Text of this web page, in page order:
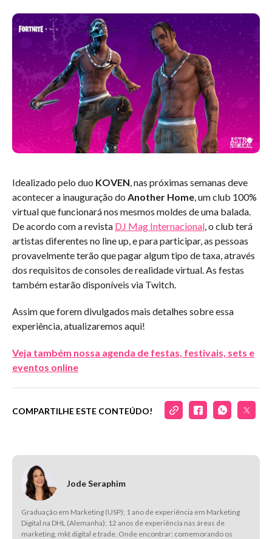
Idealizado pelo duo KOVEN , nas próximas semanas deve
acontecer a inauguração do Another Home , um club 100%
virtual que funcionará nos mesmos moldes de uma balada.
De acordo com a revista DJ Mag Internacional , o club terá
artistas diferentes no line up, e para participar, as pessoas
provavelmente terão que pagar algum tipo de taxa, através
dos requisitos de consoles de realidade virtual. As festas
também estarão disponíveis via Twitch.
Assim que forem divulgados mais detalhes sobre essa
experiência, atualizaremos aqui!
Veja também nossa agenda de festas, festivais, sets e
eventos online
COMPARTILHE ESTE CONTEÚDO!
Jode Seraphim
Graduação em Marketing (USP); 1 ano de experiência em Marketing
Digital na DHL (Alemanha); 12 anos de experiência nas áreas de
marketing, mkt digital e trade. Onde encontrar: comemorando os